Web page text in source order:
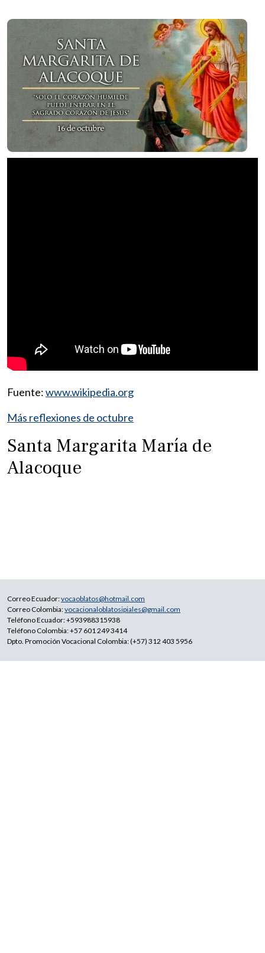
Fuente:www.wikipedia.org
Más reflexiones de octubre
Santa Margarita María de
Alacoque
Correo Ecuador:vocaoblatos@hotmail.com
Correo Colombia:vocacionaloblatosipiales@gmail.com
Teléfono Ecuador: +593988315938
Teléfono Colombia: +57 601 249 3414
Dpto. Promoción Vocacional Colombia: (+57) 312 403 5956